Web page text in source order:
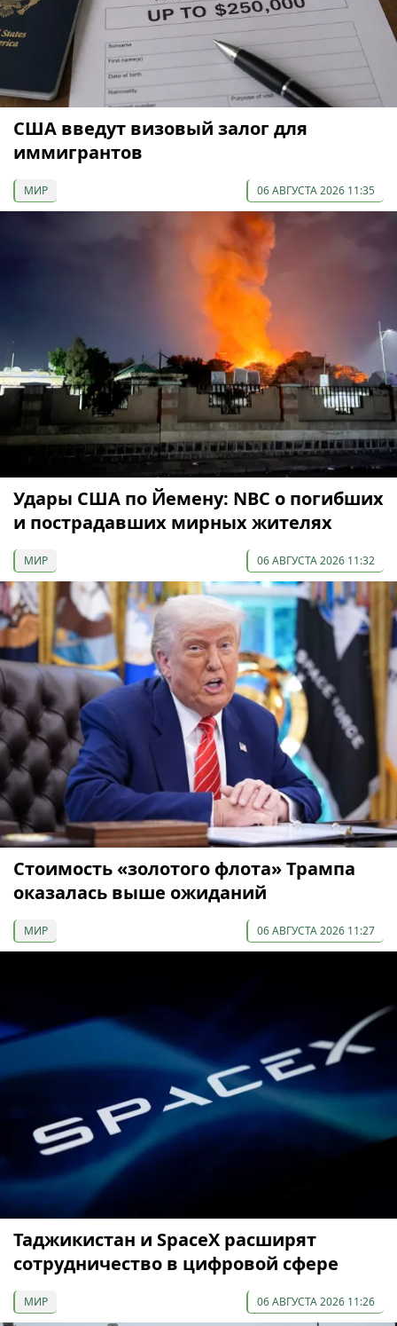
США введут визовый залог для
иммигрантов
МИР 06 АВГУСТА 2026 11:35
Удары США по Йемену: NBC о погибших
и пострадавших мирных жителях
МИР 06 АВГУСТА 2026 11:32
Стоимость «золотого флота» Трампа
оказалась выше ожиданий
МИР 06 АВГУСТА 2026 11:27
Таджикистан и SpaceX расширят
сотрудничество в цифровой сфере
МИР 06 АВГУСТА 2026 11:26